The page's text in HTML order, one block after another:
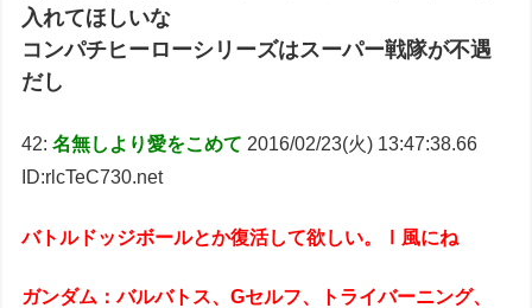
入れてほしいな
コンパチヒーローシリーズはスーパー戦隊が不遇
だし
42:名無しより愛をこめて 2016/02/23(火) 13:47:38.66
ID:rlcTeC730.net
バトルドッジボールとか復活して欲しい。Ⅰ風にね
ガンダム：バルバトス、Gセルフ、トライバーニング、